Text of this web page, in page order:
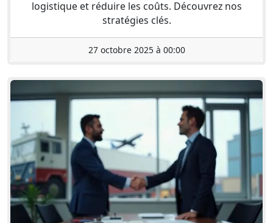
logistique et réduire les coûts. Découvrez nos
stratégies clés.
27 octobre 2025 à 00:00